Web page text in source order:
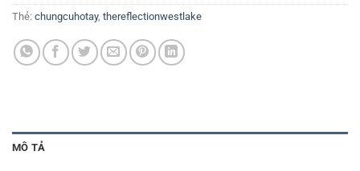
Thẻ: chungcuhotay, thereflectionwestlake
MÔ TẢ